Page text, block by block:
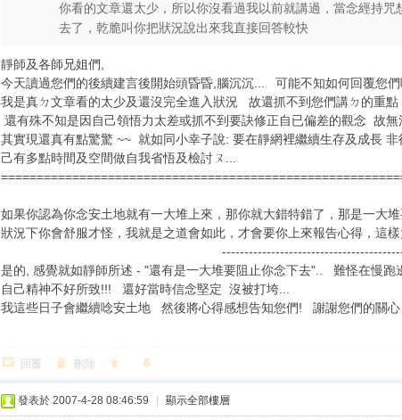
你看的文章還太少，所以你沒看過我以前就講過，當念經持
去了，乾脆叫你把狀況說出來我直接回答較快
靜師及各師兄姐們,
今天讀過您們的後續建言後開始頭昏昏,腦沉沉... 可能不知如何回覆您
我是真ㄉ文章看的太少及還沒完全進入狀況 故還抓不到您們講ㄉ的重
還有殊不知是因自己領悟力太差或抓不到要訣修正自已偏差的觀念 故
其實現還真有點驚驚 ~~ 就如同小幸子說: 要在靜網裡繼續生存及成長
己有多點時間及空間做自我省悟及檢討ㄡ...
如果你認為你念安土地就有一大堆上來，那你就大錯特錯了，那是一大
狀況下你會舒服才怪，我就是之道會如此，才會要你上來報告心得，這
是的, 感覺就如靜師所述 - "還有是一大堆要阻止你念下去".. 難怪在慢
自己精神不好所致!!! 還好當時信念堅定 沒被打垮...
我這些日子會繼續唸安土地 然後將心得感想告知您們! 謝謝您們的
回覆 刪除
發表於 2007-4-28 08:46:59 顯示全部樓層